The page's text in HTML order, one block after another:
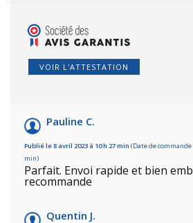
VOIR L'ATTESTATION
Pauline C.
Publié le 8 avril 2023 à 10 h 27 min (Date de commande
min)
Parfait. Envoi rapide et bien
recommande
Quentin J.